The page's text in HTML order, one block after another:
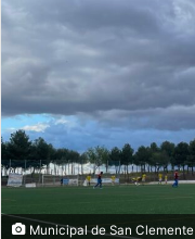
Municipal de San Clemente